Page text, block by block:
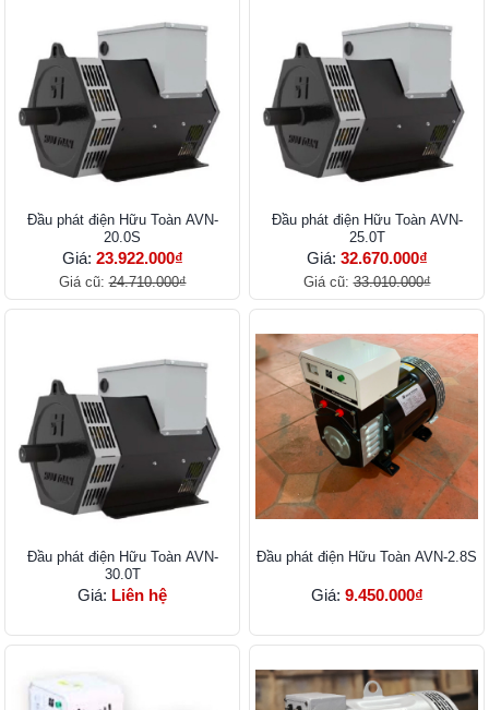
Đầu phát điện Hữu Toàn AVN-
20.0S
Giá: 23.922.000₫
Giá cũ:24.710.000₫
Đầu phát điện Hữu Toàn AVN-
25.0T
Giá: 32.670.000₫
Giá cũ:33.010.000₫
Đầu phát điện Hữu Toàn AVN-
30.0T
Giá: Liên hệ
Đầu phát điện Hữu Toàn AVN-2.8S
Giá: 9.450.000₫